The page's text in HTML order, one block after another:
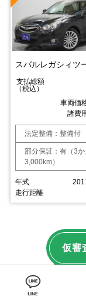
支払総額
（税込）
車両価
諸費
法定整備：整備付
部分保証：有（3
3,000km）
年式
走行距離
仮審